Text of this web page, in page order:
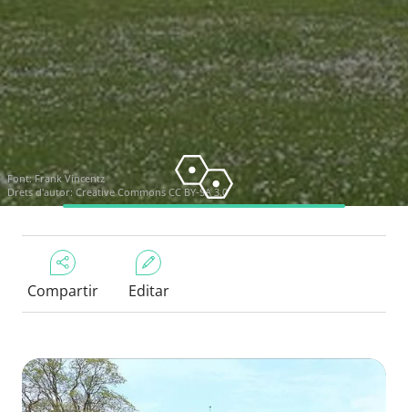
Font:Frank Vincentz
Drets d'autor: Creative Commons CC BY-SA 3.0
Compartir Editar